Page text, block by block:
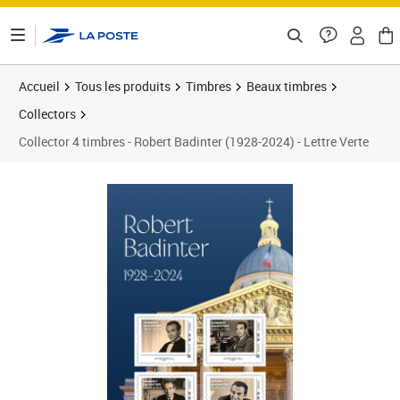
Accueil Tous les produits Timbres
Beaux timbres
Collectors
Collector 4 timbres - Robert Badinter (1928-2024) - Lettre Verte